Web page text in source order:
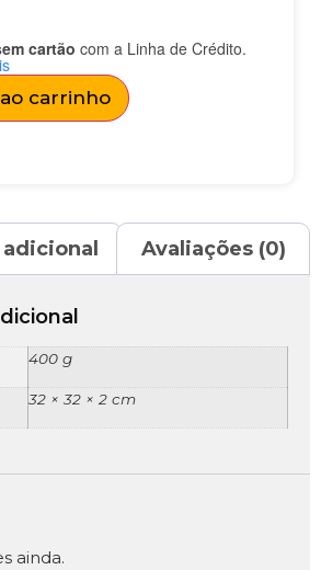
cartão com a Linha de Crédito.
carrinho
Avaliações (0)
400 g
32 × 32 × 2 cm
ainda.